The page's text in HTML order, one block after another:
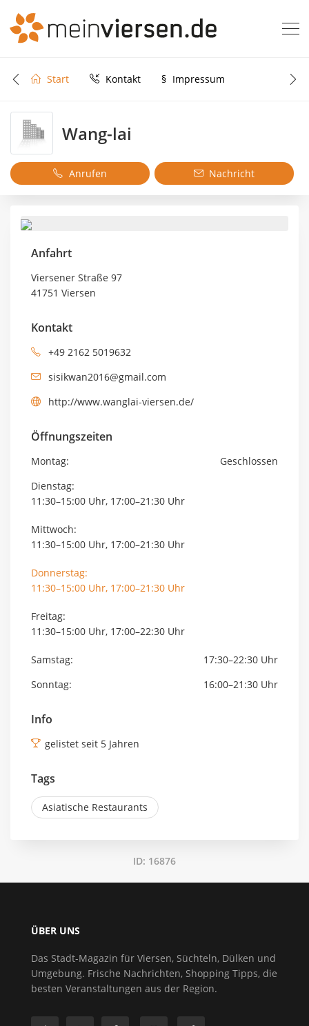
Wang-lai
Start Kontakt § Impressum
Anrufen Nachricht
Anfahrt
Viersener Straße 97
41751 Viersen
Kontakt
+49 2162 5019632
sisikwan2016@gmail.com
http://www.wanglai-viersen.de/
Öffnungszeiten
Montag:
Geschlossen
Dienstag:
11:30–15:00 Uhr, 17:00–21:30 Uhr
Mittwoch:
11:30–15:00 Uhr, 17:00–21:30 Uhr
Donnerstag:
11:30–15:00 Uhr, 17:00–21:30 Uhr
Freitag:
11:30–15:00 Uhr, 17:00–22:30 Uhr
Samstag:
17:30–22:30 Uhr
Sonntag:
16:00–21:30 Uhr
Info
gelistet seit 5 Jahren
Tags
Asiatische Restaurants
ID: 16876
ÜBER UNS
Das Stadt-Magazin für Viersen, Süchteln, Dülken und
Umgebung. Frische Nachrichten, Shopping Tipps, die
besten Veranstaltungen aus der Region.